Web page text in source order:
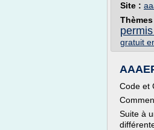
Site :
gratuit
Code et
Suite à